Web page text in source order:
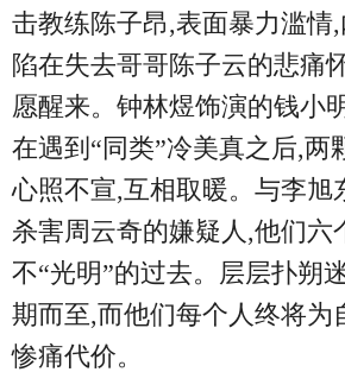
击教练陈子昂,表面暴力滥情
陷在失去哥哥陈子云的悲痛
愿醒来。钟林煜饰演的钱小
在遇到“同类”冷美真之后,两
心照不宣,互相取暖。与李旭
杀害周云奇的嫌疑人,他们六
不“光明”的过去。层层扑朔
期而至,而他们每个人终将为
惨痛代价。